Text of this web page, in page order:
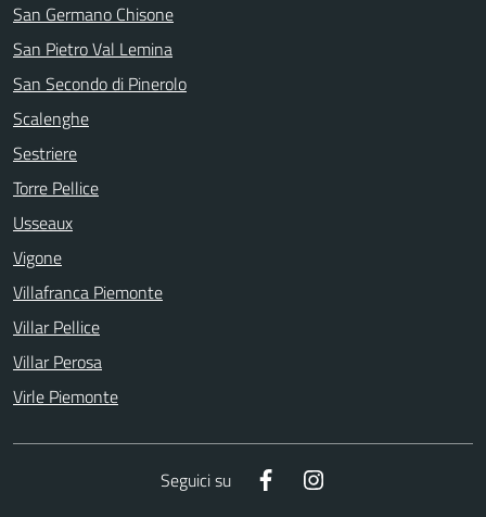
San Germano Chisone
San Pietro Val Lemina
San Secondo di Pinerolo
Scalenghe
Sestriere
Torre Pellice
Usseaux
Vigone
Villafranca Piemonte
Villar Pellice
Villar Perosa
Virle Piemonte
Seguici su Facebook